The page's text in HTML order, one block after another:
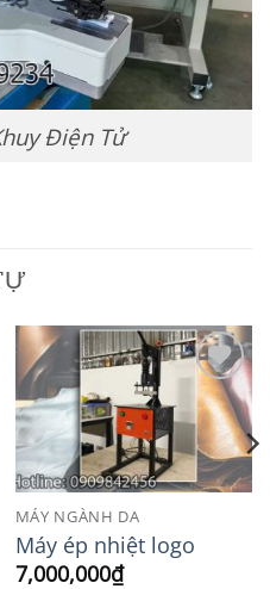
Điện Tử
Add to
Wishlist
MÁY NGÀNH DA
Máy ép nhiệt logo
7,000,000₫